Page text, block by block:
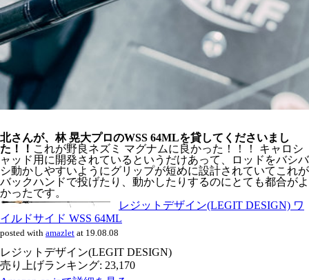
北さんが、林 晃大プロのWSS 64MLを貸してくださいまし
た！！ これが野良ネズミ マグナムに良かった！！！ キャロシ
ャッド用に開発されているというだけあって、ロッドをバシバ
シ動かしやすいようにグリップが短めに設計されていてこれが
バックハンドで投げたり、動かしたりするのにとても都合がよ
かったです。
レジットデザイン(LEGIT DESIGN) ワ
イルドサイド WSS 64ML
posted with amazlet at 19.08.08
レジットデザイン(LEGIT DESIGN)
売り上げランキング: 23,170